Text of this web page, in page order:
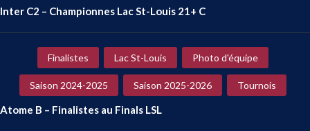
Inter C2 – Championnes Lac St-Louis 21+ C
Finalistes Lac St-Louis Photo d'équipe
Saison 2024-2025 Saison 2025-2026 Tournois
Atome B – Finalistes au Finals LSL